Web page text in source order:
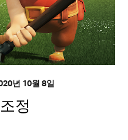
년 10월 8일
정